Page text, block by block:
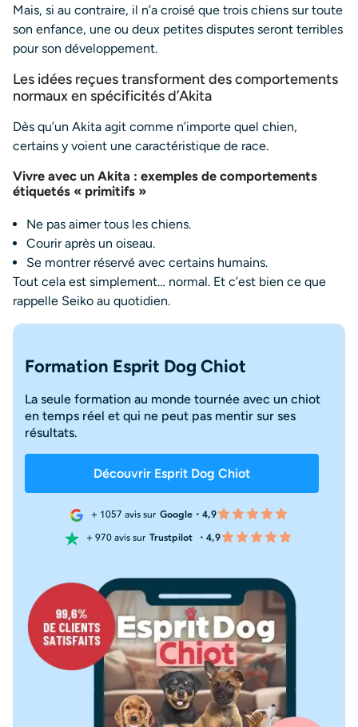
Mais, si au contraire, il n’a croisé que trois chiens sur toute
son enfance, une ou deux petites disputes seront terribles
pour son développement.
Les idées reçues transforment des comportements
normaux en spécificités d’Akita
Dès qu’un Akita agit comme n’importe quel chien,
certains y voient une caractéristique de race.
Vivre avec un Akita : exemples de comportements
étiquetés « primitifs »
Ne pas aimer tous les chiens.
Courir après un oiseau.
Se montrer réservé avec certains humains.
Tout cela est simplement… normal. Et c’est bien ce que
rappelle Seiko au quotidien.
Formation Esprit Dog Chiot
La seule formation au monde tournée avec un chiot
en temps réel et qui ne peut pas mentir sur ses
résultats.
Découvrir Esprit Dog Chiot
+ 1057 avis sur Google・4,9
+ 970 avis sur Trustpilot ・4,9